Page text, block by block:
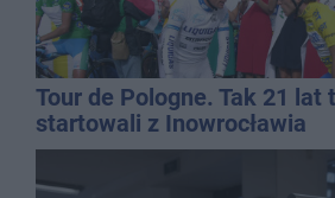
Tour de Pologne. Tak 21 lat
startowali z Inowrocławia